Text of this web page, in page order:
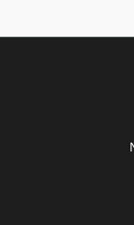
Stajling
Kiseline za